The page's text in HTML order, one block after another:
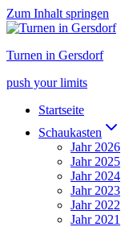
Zum Inhalt springen
Turnen in Gersdorf
push your limits
Startseite
Schaukasten
Jahr 2026
Jahr 2025
Jahr 2024
Jahr 2023
Jahr 2022
Jahr 2021